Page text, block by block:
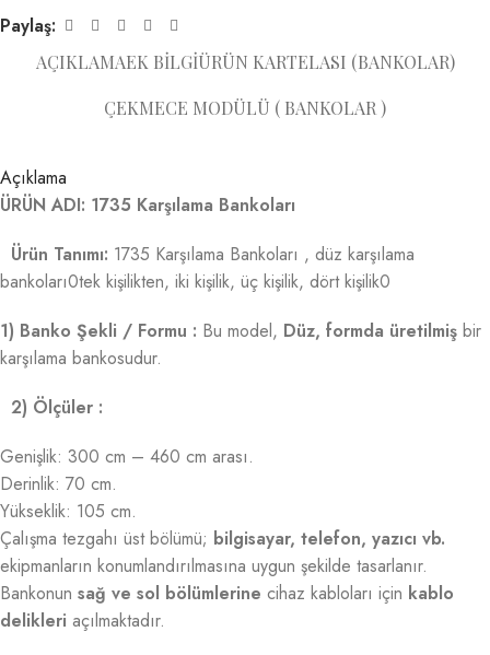
Paylaş:
AÇIKLAMAEK BILGIÜRÜN KARTELASI (BANKOLAR)
ÇEKMECE MODÜLÜ ( BANKOLAR )
Açıklama
ÜRÜN ADI: 1735 Karşılama Bankoları
Ürün Tanımı: 1735 Karşılama Bankoları , düz karşılama
bankoları0tek kişilikten, iki kişilik, üç kişilik, dört kişilik0
1) Banko Şekli / Formu : Bu model, Düz, formda üretilmiş bir
karşılama bankosudur.
2) Ölçüler :
Genişlik: 300 cm – 460 cm arası.
Derinlik: 70 cm.
Yükseklik: 105 cm.
Çalışma tezgahı üst bölümü; bilgisayar, telefon, yazıcı vb.
ekipmanların konumlandırılmasına uygun şekilde tasarlanır.
Bankonun sağ ve sol bölümlerine cihaz kabloları için kablo
delikleri açılmaktadır.